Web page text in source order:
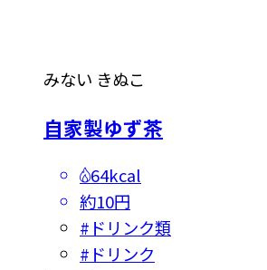
みない きぬこ
自家製ゆず茶
64kcal
約10円
# ドリンク類
# ドリンク